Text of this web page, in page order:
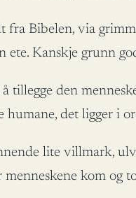
fra Bibelen, via
Kanskje grunn
tillegge den
det ligger i
lite villmark,
kom og